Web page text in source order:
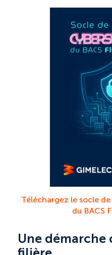
Téléchargez le socle
du BACS
Une